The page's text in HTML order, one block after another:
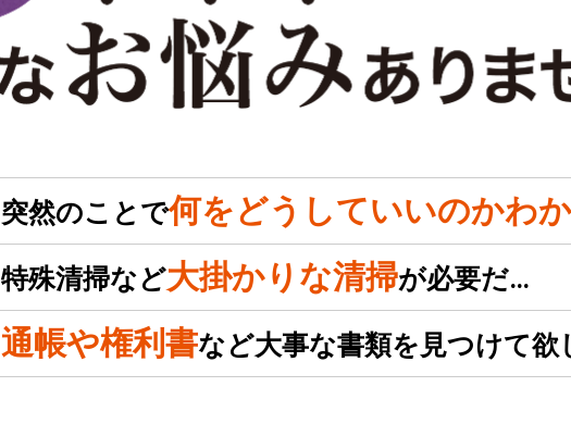
突然のことで何をどうしていいのかわ
特殊清掃など大掛かりな清掃が必要だ…
通帳や権利書など大事な書類を見つけて